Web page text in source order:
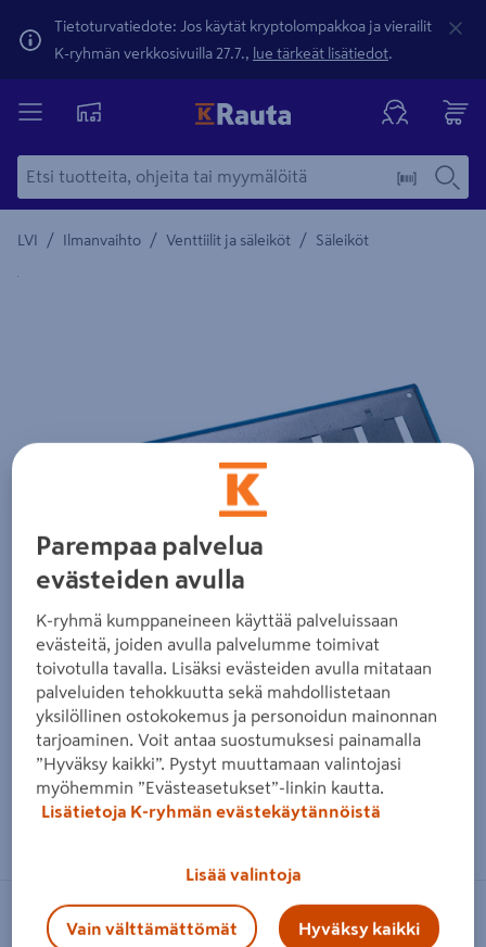
Tietoturvatiedote: Jos käytät kryptolompakkoa ja vierailit
K-ryhmän verkkosivuilla 27.7., lue tärkeät lisätiedot.
LVI / Ilmanvaihto / Venttiilit ja säleiköt / Säleiköt
Yksityiskohtainen kuvaus löytyy Tuotteen kuvaus -
Zoomaa kuvaa sormilla kosketusnäytöllä
FLÄKTGROUP
Parempaa palvelua
evästeiden avulla
K-ryhmä kumppaneineen käyttää palveluissaan
evästeitä, joiden avulla palvelumme toimivat
toivotulla tavalla. Lisäksi evästeiden avulla mitataan
palveluiden tehokkuutta sekä mahdollistetaan
yksilöllinen ostokokemus ja personoidun mainonnan
tarjoaminen. Voit antaa suostumuksesi painamalla
”Hyväksy kaikki”. Pystyt muuttamaan valintojasi
myöhemmin ”Evästeasetukset”-linkin kautta.
Lisätietoja K-ryhmän evästekäytännöistä
Lisää valintoja
Vain välttämättömät Hyväksy kaikki